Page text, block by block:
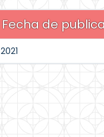
Fecha de
2021